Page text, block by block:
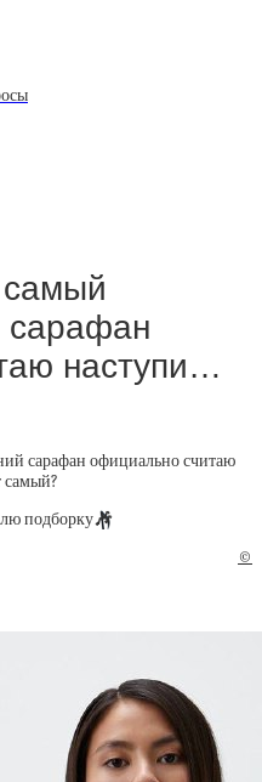
сарафан
наступи…
сарафан официально считаю
подборку🎶
©